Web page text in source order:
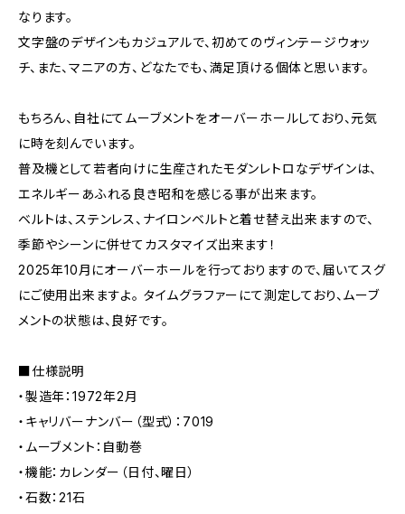
なります。
文字盤のデザインもカジュアルで、初めてのヴィンテージウォッ
チ、また、マニアの方、どなたでも、満足頂ける個体と思います。
もちろん、自社にてムーブメントをオーバーホールしており、元気
に時を刻んでいます。
普及機として若者向けに生産されたモダンレトロなデザインは、
エネルギーあふれる良き昭和を感じる事が出来ます。
ベルトは、ステンレス、ナイロンベルトと着せ替え出来ますので、
季節やシーンに併せてカスタマイズ出来ます！
2025年10月にオーバーホールを行っておりますので、届いてスグ
にご使用出来ますよ。 タイムグラファーにて測定しており、ムーブ
メントの状態は、良好です。
■仕様説明
・製造年：1972年2月
・キャリバーナンバー（型式）：7019
・ムーブメント：自動巻
・機能：カレンダー（日付、曜日）
・石数：21石